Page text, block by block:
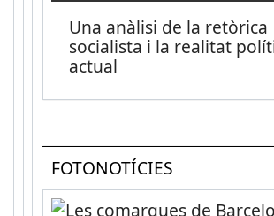
Una anàlisi de la retòrica
socialista i la realitat
actual
FOTONOTÍCIES